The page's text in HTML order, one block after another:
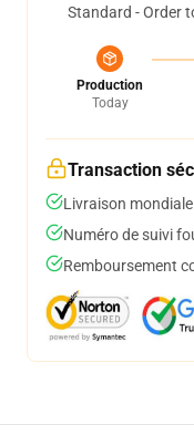
Standard - Order
Production
Today
Transaction
Livraison
Numéro de suivi
Remboursement